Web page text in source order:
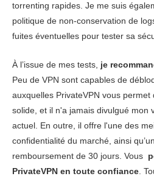
Installation et Apps 8.8
Prix 9.2
torrenting rapides. Je me suis
politique de non-conservation de
fuites éventuelles pour tester sa
À l’issue de mes tests, je
Peu de VPN sont capables de
auxquelles PrivateVPN vous
solide, et il n'a jamais divulgué mon
actuel. En outre, il offre l'une des
confidentialité du marché, ainsi
remboursement de 30 jours. Vous
PrivateVPN en toute confiance.